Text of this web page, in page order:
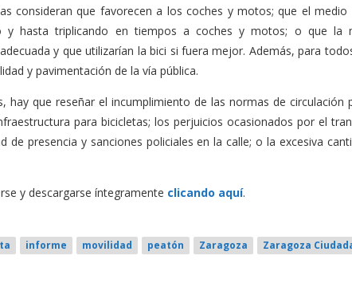
consideran que favorecen a los coches y motos; que el
y hasta triplicando en tiempos a coches y motos; o que la
y que utilizarían la bici si fuera mejor. Además, para
y pavimentación de la vía pública.
hay que reseñar el incumplimiento de las normas de circulación
para bicicletas; los perjuicios ocasionados por el
de presencia y sanciones policiales en la calle; o la excesiva
y descargarse íntegramente clicando aquí.
informe movilidad peatón Zaragoza Zaragoza